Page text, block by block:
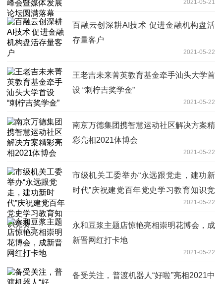
2021-05-21
百融云创深耕AI技术 促进金融机构盘活
存量客户
2021-05-22
王老吉未来菁英教育基金牵手汕头大学首
设 “刺柠吉奖学金”
2021-05-22
南京万德集团携智慧运动社区解决方案精
彩亮相2021体博会
2021-05-22
市级机关工委举办“永远跟党走，建功新
时代”庆祝建党百年党史学习教育知识竞
2021-05-22
永和豆浆主题店惊艳亮相崇明花博会，成
新晋网红打卡地
2021-05-22
备受关注，普渡机器人“好啦”亮相2021中